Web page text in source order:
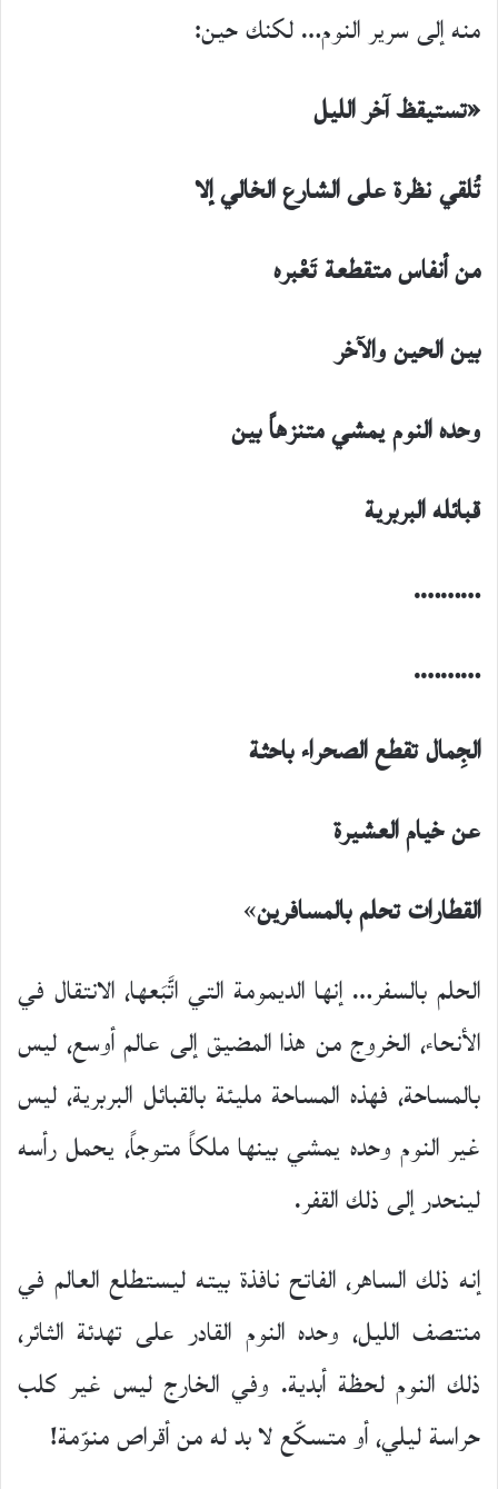
منه إلى سرير النوم… لكنك حين:
«تستيقظ آخر الليل
تُلقي نظرة على الشارع الخالي إلا
من أنفاس متقطعة تَعْبره
بين الحين والآخر
وحده النوم يمشي متنزهاً بين
قبائله البربرية
……….
……….
الجِمال تقطع الصحراء باحثة
عن خيام العشيرة
القطارات تحلم بالمسافرين»
الحلم بالسفر… إنها الديمومة التي اتَّبَعها، الانتقال في
الأنحاء، الخروج من هذا المضيق إلى عالم أوسع، ليس
بالمساحة، فهذه المساحة مليئة بالقبائل البربرية، ليس
غير النوم وحده يمشي بينها ملكاً متوجاً، يحمل رأسه
لينحدر إلى ذلك القفر.
إنه ذلك الساهر، الفاتح نافذة بيته ليستطلع العالم في
منتصف الليل، وحده النوم القادر على تهدئة الثائر،
ذلك النوم لحظة أبدية. وفي الخارج ليس غير كلب
حراسة ليلي، أو متسكّع لا بد له من أقراص منوّمة!